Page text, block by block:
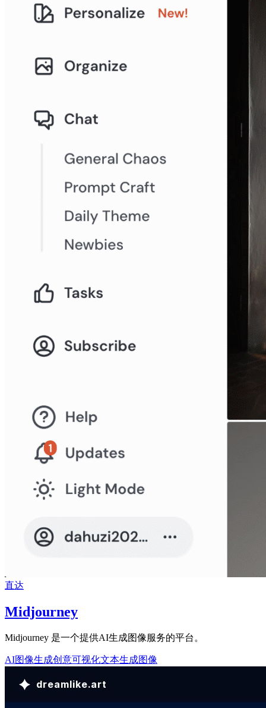
直达
Midjourney
Midjourney 是一个提供AI生成图像服务的平台。
AI图像生成创意可视化文本生成图像